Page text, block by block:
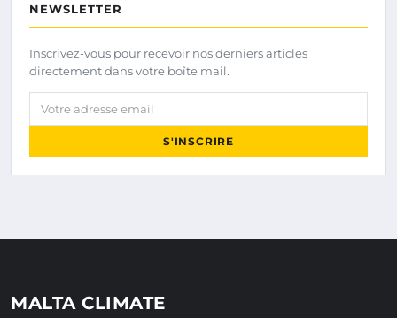
NEWSLETTER
Inscrivez-vous pour recevoir nos derniers articles
directement dans votre boîte mail.
Votre adresse email
S'INSCRIRE
MALTA CLIMATE